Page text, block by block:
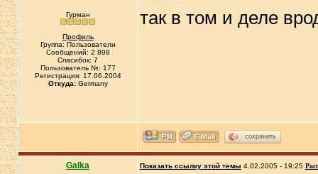
Гурман
Профиль
Группа: Пользователи
Сообщений: 2 898
Спасибок: 7
Пользователь №: 177
Регистрация: 17.06.2004
Откуда:Germany
так в том и деле
сохранить
Galka Показать ссылку этой темы 4.02.2005 - 19:25